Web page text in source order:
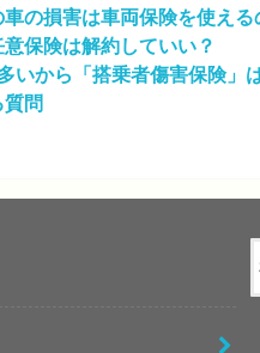
の損害は車両保険を使える
保険は解約していい？
いから「搭乗者傷害保険」
問